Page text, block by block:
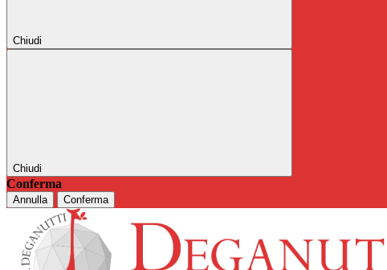
Chiudi
Chiudi
Conferma
Annulla Conferma